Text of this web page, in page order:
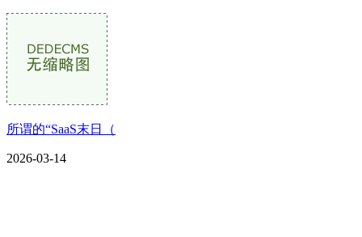
所谓的“SaaS末日（
2026-03-14